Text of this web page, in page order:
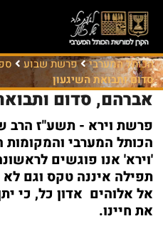
הכותל המערבי פרשת שבוע
סדום ותבואת השיגעון
אברהם, סדום
פרשת וירא - תשע"ז הרב
הכותל המערבי
'וירא' אנו פוגשים
תפילה איננה טקס וגם
אל אלוהים אדון כל, כי
את חיינו.